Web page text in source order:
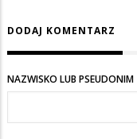
DODAJ KOMENTARZ
NAZWISKO LUB PSEUDONIM